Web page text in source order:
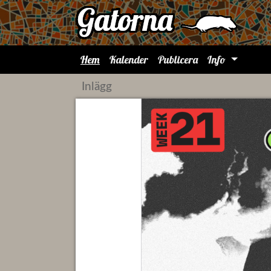
Hem Kalender Publicera Info
Inlägg